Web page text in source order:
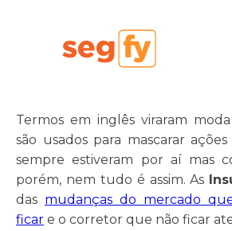
Termos em inglês viraram
são usados para mascarar
sempre estiveram por aí mas
porém, nem tudo é assim. As
das mudanças do mercado
ficar e o corretor que não ficar